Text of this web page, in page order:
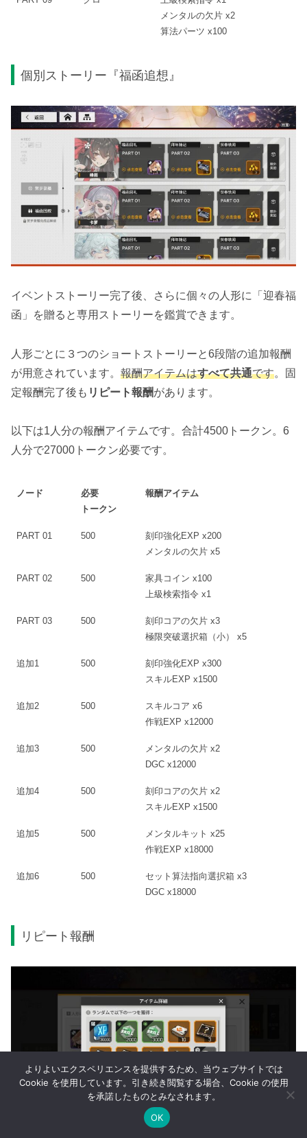
メンタルの欠片 x2
算法パーツ x100
個別ストーリー『福函追想』
イベントストーリー完了後、さらに個々の人形に「迎春福
函」を贈ると専用ストーリーを鑑賞できます。
人形ごとに３つのショートストーリーと6段階の追加報酬
が用意されています。 報酬アイテムはすべて共通です。固
定報酬完了後も リピート報酬があります。
以下は1人分の報酬アイテムです。合計4500トークン。6
人分で27000トークン必要です。
ノード
必要
トークン
報酬アイテム
PART 01 500
刻印強化EXP x200
メンタルの欠片 x5
PART 02 500
家具コイン x100
上級検索指令 x1
PART 03 500
刻印コアの欠片 x3
極限突破選択箱（小） x5
追加1 500
刻印強化EXP x300
スキルEXP x1500
追加2 500
スキルコア x6
作戦EXP x12000
追加3 500
メンタルの欠片 x2
DGC x12000
追加4 500
刻印コアの欠片 x2
スキルEXP x1500
追加5 500
メンタルキット x25
作戦EXP x18000
追加6 500
セット算法指向選択箱 x3
DGC x18000
リピート報酬
検索
よりよいエクスペリエンスを提供するため、当ウェブサイトでは
Cookie を使用しています。引き続き閲覧する場合、Cookie の使用
を承諾したものとみなされます。
OK